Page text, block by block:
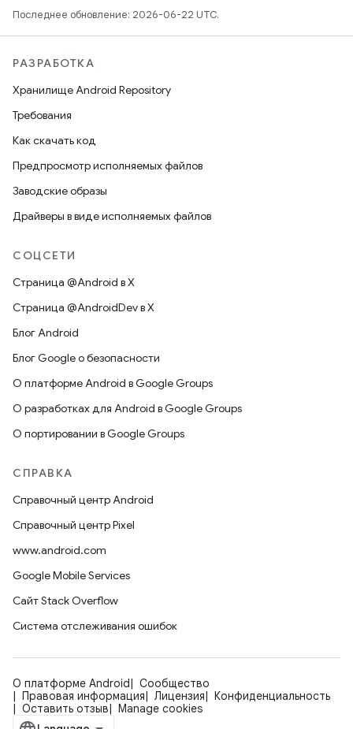
Последнее обновление: 2026-06-22 UTC.
РАЗРАБОТКА
Хранилище Android Repository
Требования
Как скачать код
Предпросмотр исполняемых файлов
Заводские образы
Драйверы в виде исполняемых файлов
СОЦСЕТИ
Страница @Android в X
Страница @AndroidDev в X
Блог Android
Блог Google о безопасности
О платформе Android в Google Groups
О разработках для Android в Google Groups
О портировании в Google Groups
СПРАВКА
Справочный центр Android
Справочный центр Pixel
www.android.com
Google Mobile Services
Сайт Stack Overflow
Система отслеживания ошибок
О платформе Android
Сообщество
Правовая информация
Лицензия
Конфиденциальность
Оставить отзыв
Manage cookies